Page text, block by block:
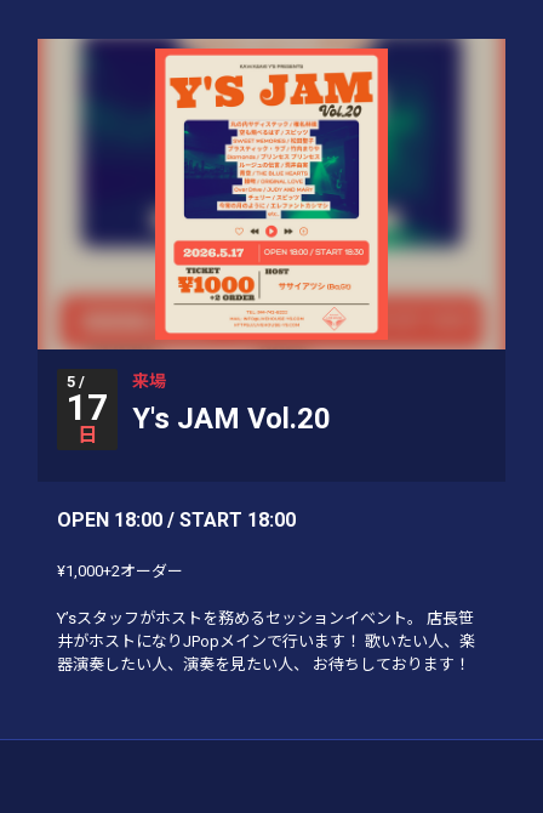
5 /
17
日
来場
Y's JAM Vol.20
OPEN 18:00 / START 18:00
¥1,000+2オーダー
Y’sスタッフがホストを務めるセッションイベント。 店長笹
井がホストになりJPopメインで行います！ 歌いたい人、楽
器演奏したい人、演奏を見たい人、 お待ちしております！